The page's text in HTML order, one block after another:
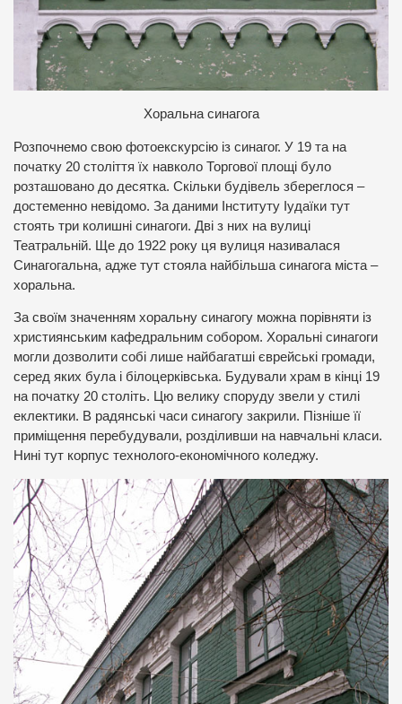
Хоральна синагога
Розпочнемо свою фотоекскурсію із синагог. У 19 та на
початку 20 століття їх навколо Торгової площі було
розташовано до десятка. Скільки будівель збереглося –
достеменно невідомо. За даними Інституту Іудаїки тут
стоять три колишні синагоги. Дві з них на вулиці
Театральній. Ще до 1922 року ця вулиця називалася
Синагогальна, адже тут стояла найбільша синагога міста –
хоральна.
За своїм значенням хоральну синагогу можна порівняти із
християнським кафедральним собором. Хоральні синагоги
могли дозволити собі лише найбагатші єврейські громади,
серед яких була і білоцерківська. Будували храм в кінці 19
на початку 20 століть. Цю велику споруду звели у стилі
еклектики. В радянські часи синагогу закрили. Пізніше її
приміщення перебудували, розділивши на навчальні класи.
Нині тут корпус технолого-економічного коледжу.